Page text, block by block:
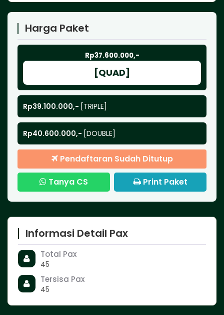
Harga Paket
Rp37.600.000,-
[QUAD]
Rp39.100.000,- [TRIPLE]
Rp40.600.000,- [DOUBLE]
Pendaftaran Sudah Ditutup
Tanya CS
Print Paket
Informasi Detail Pax
Total Pax
45
Tersisa Pax
45